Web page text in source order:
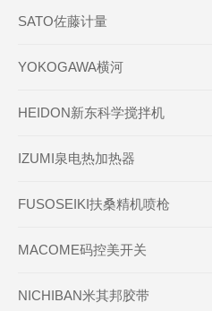
SATO佐藤计量
YOKOGAWA横河
HEIDON新东科学搅拌机
IZUMI泉电热加热器
FUSOSEIKI扶桑精机喷枪
MACOME码控美开关
NICHIBAN米其邦胶带